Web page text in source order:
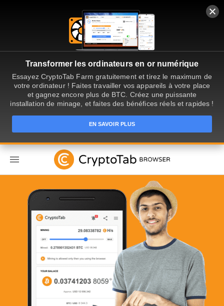
Transformer les ordinateurs en or numérique
Essayez CryptoTab Farm gratuitement et tirez le maximum de
votre ordinateur ! Faites travailler vos appareils à votre place
et gagnez encore plus de BTC. Créez une puissante
installation de minage, et faites des bénéfices réels et rapides !
EN SAVOIR PLUS